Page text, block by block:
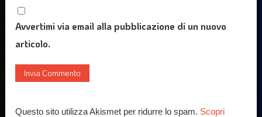
Avvertimi via email alla pubblicazione di un nuovo
articolo.
Questo sito utilizza Akismet per ridurre lo spam. Scopri